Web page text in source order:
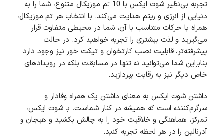
تجربه بی‌نظیر شوت ایکس با 10 تم موزیکال متنوع، شما را به
دنیایی از انرژی و ریتم هدایت می‌کند. با انتخاب هر تم موزیکال،
همراه با حرکات متناسب با آن، شما در محیطی متفاوت قرار
می‌گیرید و لذت بیشتری را تجربه خواهید کرد. در حالت
پیشرفته‌تر، قابلیت نصب کارتخوان و تیکت خور نیز وجود دارد،
بنابراین شما می‌توانید نه تنها در مسابقات بلکه در رویدادهای
خاص دیگر نیز به رقابت بپردازید.
داشتن شوت ایکس به معنای داشتن یک همراه وفادار و
سرگرم‌کننده است که همیشه در کنار شماست. با شوت ایکس،
تمرکز، هماهنگی و خلاقیت خود را به چالش بکشید و هیجان و
آدرنالین را در هر لحظه تجربه کنید.